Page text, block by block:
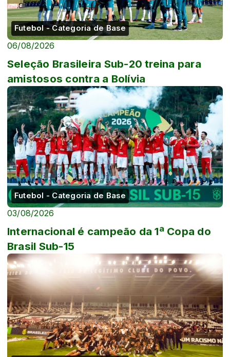
Futebol - Categoria de Base
06/08/2026
Seleção Brasileira Sub-20 treina para
amistosos contra a Bolívia
Futebol - Categoria de Base
03/08/2026
Internacional é campeão da 1ª Copa do
Brasil Sub-15